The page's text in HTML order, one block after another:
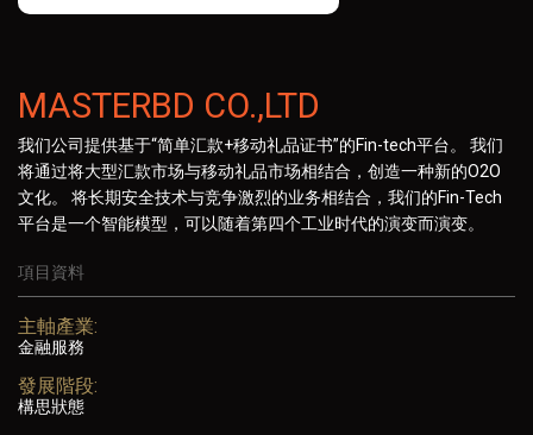
MASTERBD CO.,LTD
我们公司提供基于“简单汇款+移动礼品证书”的Fin-tech平台。 我们
将通过将大型汇款市场与移动礼品市场相结合，创造一种新的O2O
文化。 将长期安全技术与竞争激烈的业务相结合，我们的Fin-Tech
平台是一个智能模型，可以随着第四个工业时代的演变而演变。
項目資料
主軸產業:
金融服務
發展階段:
構思狀態